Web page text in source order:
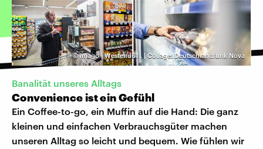
©imago | Westend61 , | Collage: Deutschlandfunk Nova
Banalität unseres Alltags
Convenience ist ein Gefühl
Ein Coffee-to-go, ein Muffin auf die Hand: Die ganz
kleinen und einfachen Verbrauchsgüter machen
unseren Alltag so leicht und bequem. Wie fühlen wir